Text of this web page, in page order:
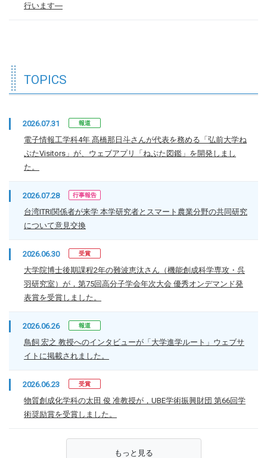
行います―
TOPICS
2026.07.31 報道
電子情報工学科4年 髙橋那日斗さんが代表を務める「弘前大学ね
ぷたVisitors」が、ウェブアプリ「ねぷた図鑑」を開発しまし
た。
2026.07.28 行事報告
台湾ITRI関係者が来学 本学研究者とスマート農業分野の共同研究
について意見交換
2026.06.30 受賞
大学院博士後期課程2年の難波恵汰さん（機能創成科学専攻・呉
羽研究室）が，第75回高分子学会年次大会 優秀オンデマンド発
表賞を受賞しました。
2026.06.26 報道
鳥飼 宏之 教授へのインタビューが「大学進学ルート」ウェブサ
イトに掲載されました。
2026.06.23 受賞
物質創成化学科の太田 俊 准教授が，UBE学術振興財団 第66回学
術奨励賞を受賞しました。
もっと見る